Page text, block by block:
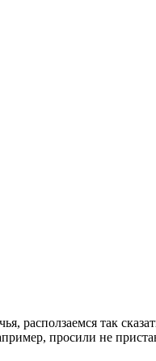
расползаемся так
просили не